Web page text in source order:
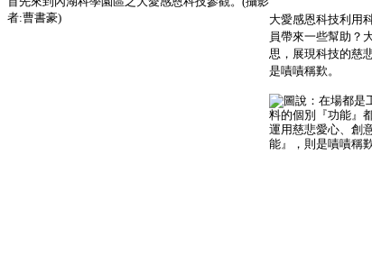
大愛感恩科技利用
員帶來一些幫助？
思，展現科技的慈
是嘖嘖稱歎。